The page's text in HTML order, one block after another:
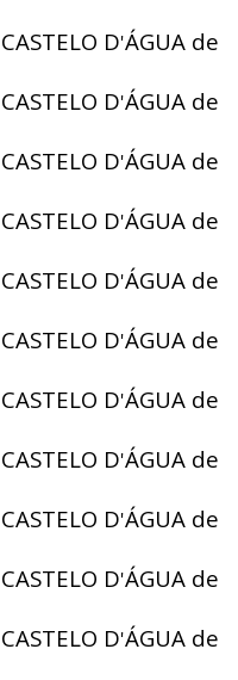
D'ÁGUA de
D'ÁGUA de
D'ÁGUA de
D'ÁGUA de
D'ÁGUA de
D'ÁGUA de
D'ÁGUA de
D'ÁGUA de
D'ÁGUA de
D'ÁGUA de
D'ÁGUA de